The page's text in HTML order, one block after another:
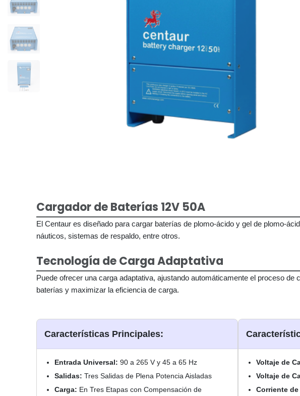
Cargador de Baterías 12V 50A
El Centaur es diseñado para cargar baterías de plomo-ácido y gel de plomo-
náuticos, sistemas de respaldo, entre otros.
Tecnología de Carga Adaptativa
Puede ofrecer una carga adaptativa, ajustando automáticamente el proceso
baterías y maximizar la eficiencia de carga.
Características Principales:
Entrada Universal: 90 a 265 V y 45 a 65 Hz
Salidas: Tres Salidas de Plena Potencia Aisladas
Carga: En Tres Etapas con Compensación de
Voltaje de
Voltaje de
Corriente